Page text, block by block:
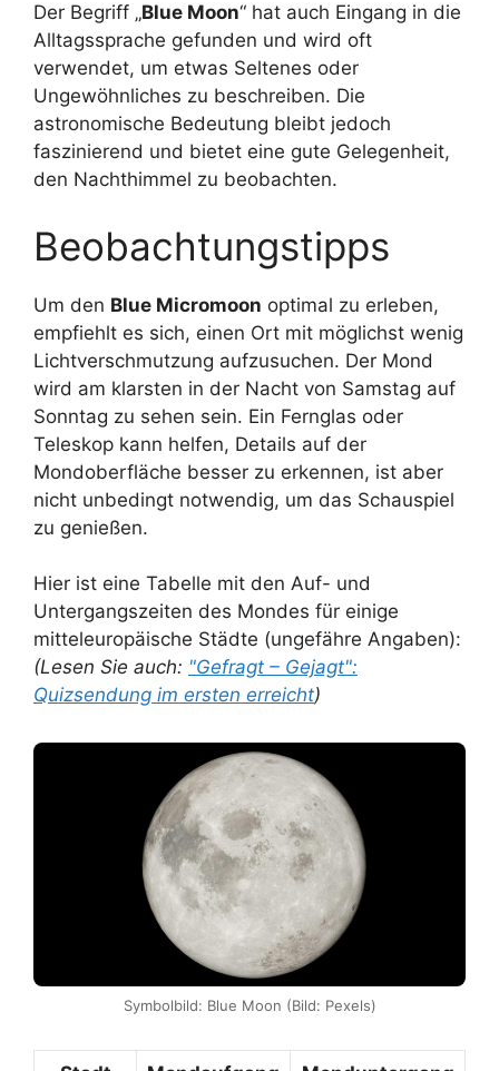
Der Begriff „Blue Moon“ hat auch Eingang in die
Alltagssprache gefunden und wird oft
verwendet, um etwas Seltenes oder
Ungewöhnliches zu beschreiben. Die
astronomische Bedeutung bleibt jedoch
faszinierend und bietet eine gute Gelegenheit,
den Nachthimmel zu beobachten.
Beobachtungstipps
Um den Blue Micromoon optimal zu erleben,
empfiehlt es sich, einen Ort mit möglichst wenig
Lichtverschmutzung aufzusuchen. Der Mond
wird am klarsten in der Nacht von Samstag auf
Sonntag zu sehen sein. Ein Fernglas oder
Teleskop kann helfen, Details auf der
Mondoberfläche besser zu erkennen, ist aber
nicht unbedingt notwendig, um das Schauspiel
zu genießen.
Hier ist eine Tabelle mit den Auf- und
Untergangszeiten des Mondes für einige
mitteleuropäische Städte (ungefähre Angaben):
(Lesen Sie auch: "Gefragt – Gejagt":
Quizsendung im ersten erreicht)
Symbolbild: Blue Moon (Bild: Pexels)